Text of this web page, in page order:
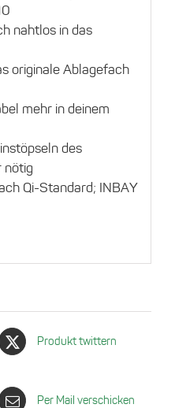
nahtlos in das
originale Ablagefach
mehr in deinem
des
nötig
Qi-Standard; INBAY
Produkt twittern
Per Mail verschicken